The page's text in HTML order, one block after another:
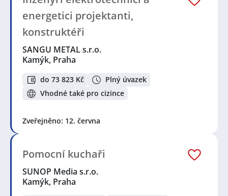
energetici projektanti,
konstruktéři
SANGU METAL s.r.o.
Kamýk, Praha
do 73 823 Kč
Plný úvazek
Vhodné také pro cizince
Zveřejněno: 12. června
Pomocní kuchaři
SUNOP Media s.r.o.
Kamýk, Praha